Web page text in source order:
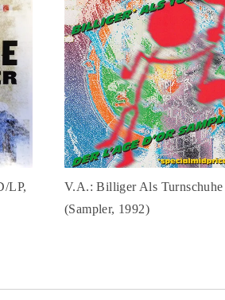
LP,
V.A.: Billiger Als Turnschuhe
(Sampler, 1992)